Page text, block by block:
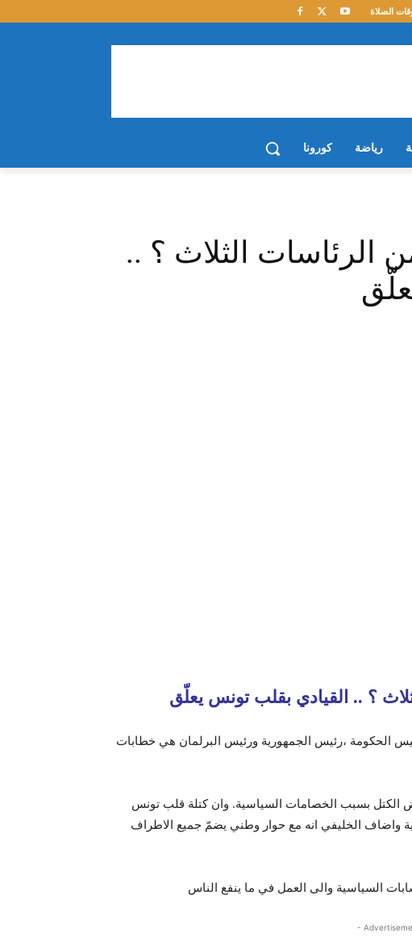
الصلاة
رياضة كورونا
الثلاث ؟ ..
؟ .. القيادي بقلب تونس يعلّق
الحكومة ،رئيس الجمهورية ورئيس البرلمان هي خطابات
بسبب الخصامات السياسية. وان كتلة قلب تونس
واضاف الخليفي انه مع حوار وطني يضمّ جميع الاطراف
-